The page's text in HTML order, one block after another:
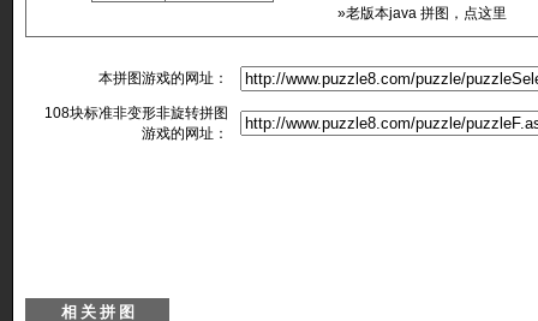
»老版本java 拼图，点这里
本拼图游戏的网址：
108块标准非变形非旋转拼图
游戏的网址：